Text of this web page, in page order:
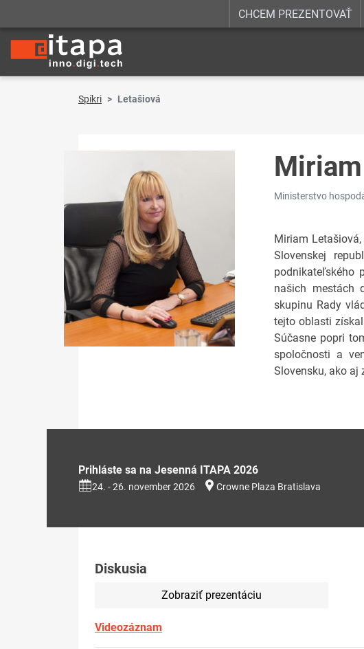
CHCEM PREZENTOVAŤ
Spíkri Letašiová
Ministerstvo
Miriam
Slovenskej
podnikateľského
našich mestách
skupinu Rady
tejto oblasti
Súčasne popri
spoločnosti a
Slovensku, ako aj
Prihláste sa na Jesenná ITAPA 2026
24. - 26. november 2026 Crowne Plaza Bratislava
Diskusia
Zobraziť prezentáciu
Videozáznam